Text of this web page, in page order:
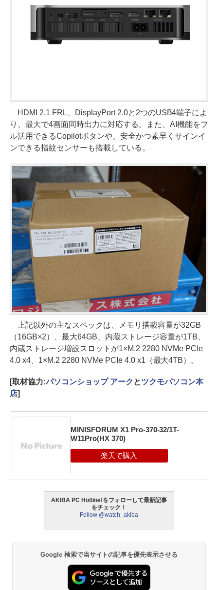
HDMI 2.1 FRL、DisplayPort 2.0と2つのUSB4端子によ
り、最大で4画面同時出力に対応する。また、AI機能をフ
ル活用できるCopilotボタンや、安全かつ素早くサインイ
ンできる指紋センサーも搭載している。
上記以外の主なスペックは、メモリ搭載容量が32GB
（16GB×2）、最大64GB、内蔵ストレージ容量が1TB、
内蔵ストレージ増設スロットが1×M.2 2280 NVMe PCIe
4.0 x4、1×M.2 2280 NVMe PCIe 4.0 x1（最大4TB）。
[取材協力:パソコンショップ アーク とツクモパソコン本
店]
MINISFORUM X1 Pro-370-32/1T-
W11Pro(HX 370)
AKIBA PC Hotline!をフォローして最新記事
をチェック！
Follow @watch_akiba
Google 検索で当サイトの記事を優先表示させる